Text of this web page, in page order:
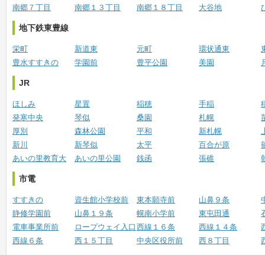
南郷７丁目
南郷１３丁目 南郷１８丁目 大谷地
地下鉄東豊線
栄町 新道東 元町 環状通東
豊水すすきの
学園前 豊平公園 美園
JR
ほしみ 星置 稲穂 手稲
発寒中央
琴似 桑園 札幌
厚別
森林公園 平和 新札幌
新川
新琴似 太平 百合が原
あいの里教育大
あいの里公園 銭函 張碓
市電
すすきの 資生館小学校前 東本願寺前 山鼻９条
静修学園前
山鼻１９条 幌南小学前 東屯田通
電車事業所前
ロープウェイ入口 西線１６条 西線１４条
西線６条
西１５丁目 中央区役所前 西８丁目